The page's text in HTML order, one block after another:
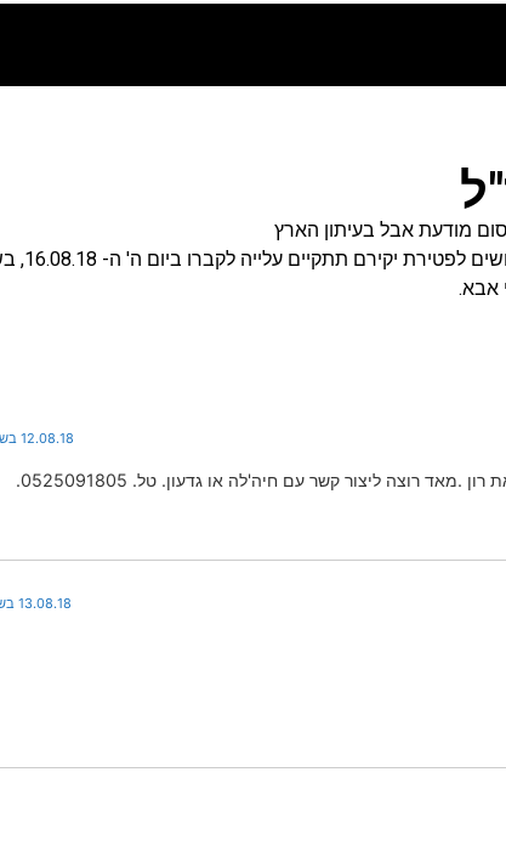
מודעת אבל בעיתון הארץ
ההורים: חיה וגדעון בן טל, האשה והילדים: רבקה, תומר
12.08.18 בשעה 08:06
ליצור קשר עם חיה'לה או גדעון. טל. 0525091805.
13.08.18 בשעה 18:29